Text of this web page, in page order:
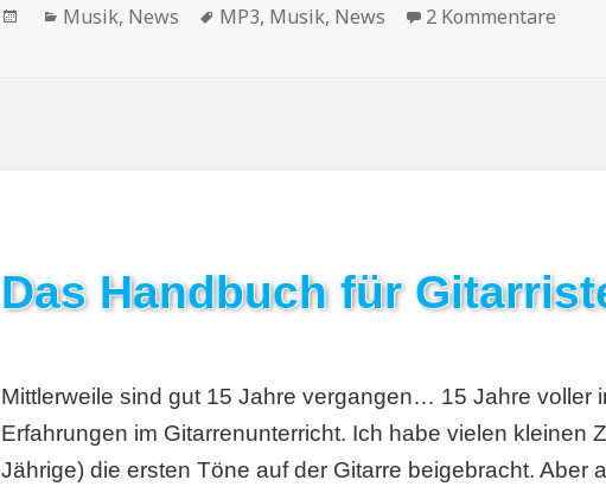
Veröffentlicht
Kategorien
Musik, News Schlagwörter
MP3, Musik, News 2 Kommentare
Das Handbuch für
Mittlerweile sind gut 15 Jahre vergangen… 15 Jahre voller
Erfahrungen im Gitarrenunterricht. Ich habe vielen kleinen
Jährige) die ersten Töne auf der Gitarre beigebracht. Aber